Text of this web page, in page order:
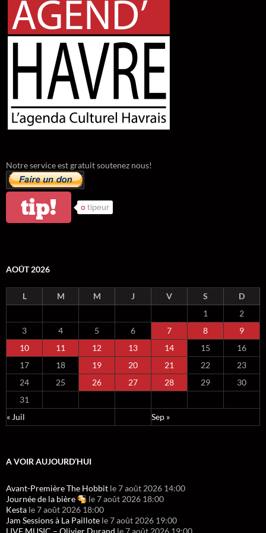
Notre service est gratuit soutenez nous!
tip! 0 tipeur
AOÛT 2026
L M M J V S
D
1
2
3
4 5 6 7 8
9
10
11 12 13 14 15
16
17
18 19 20 21 22
23
24
25 26 27 28 29
30
31
« Juil
Sep »
A VOIR AUJOURD’HUI
Avant-Première The Hobbit le 7 août 2026 14:00
Journée de la bière
le 7 août 2026 18:00
Kesta le 7 août 2026 18:00
Jam Sessions à La Paillote le 7 août 2026 19:00